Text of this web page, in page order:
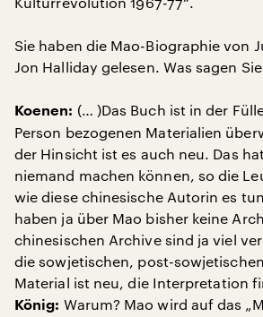
Sie haben die Mao-Biographie von
Jon Halliday gelesen. Was sagen
Koenen: (… )Das Buch ist in der
Person bezogenen Materialien
der Hinsicht ist es auch neu. Das
niemand machen können, so die
wie diese chinesische Autorin es
haben ja über Mao bisher keine
chinesischen Archive sind ja viel
die sowjetischen, post-
Material ist neu, die Interpretation
König: Warum? Mao wird auf das